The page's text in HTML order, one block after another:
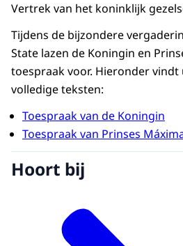
Vertrek van het koninklijk
Tijdens de bijzondere
State lazen de Koningin en
toespraak voor. Hieronder vindt
volledige teksten:
Toespraak van de Koningin
Toespraak van Prinses
Hoort bij